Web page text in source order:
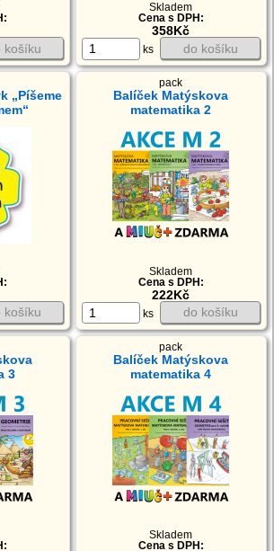
košíku
Skladem
Cena s DPH:
358Kč
ks do košíku
„Píšeme
košíku
pack
Balíček Matýskova
matematika 2
Skladem
Cena s DPH:
222Kč
ks do košíku
3
pack
Balíček Matýskova
matematika 4
Skladem
Cena s DPH: